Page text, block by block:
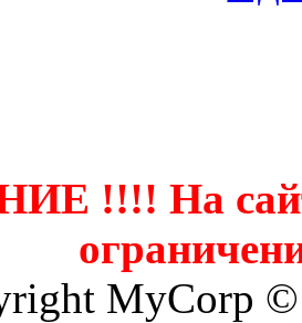
!!!! На
MyCorp